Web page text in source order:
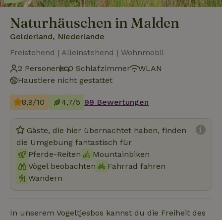
Naturhäuschen in Malden
Gelderland, Niederlande
Freistehend | Alleinstehend | Wohnmobil
2 Personen
0 Schlafzimmer
WLAN
Haustiere nicht gestattet
8,9/10 4,7/5 99 Bewertungen
Gäste, die hier übernachtet haben, finden
die Umgebung fantastisch für
Pferde-Reiten
Mountainbiken
Vögel beobachten
Fahrrad fahren
Wandern
In unserem Vogeltjesbos kannst du die Freiheit des